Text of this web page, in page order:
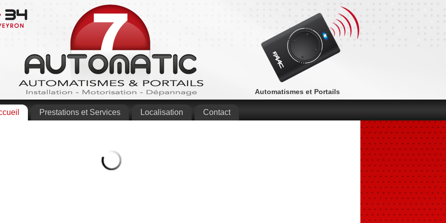
Automatismes et Portails
Prestations et Services Localisation Contact